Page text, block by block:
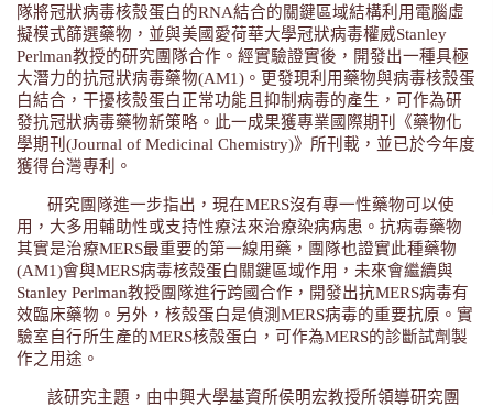
隊將冠狀病毒核殼蛋白的RNA結合的關鍵區域結構利用電腦虛
擬模式篩選藥物，並與美國愛荷華大學冠狀病毒權威Stanley
Perlman教授的研究團隊合作。經實驗證實後，開發出一種具極
大潛力的抗冠狀病毒藥物(AM1)。更發現利用藥物與病毒核殼蛋
白結合，干擾核殼蛋白正常功能且抑制病毒的產生，可作為研
發抗冠狀病毒藥物新策略。此一成果獲專業國際期刊《藥物化
學期刊(Journal of Medicinal Chemistry)》所刊載，並已於今年度
獲得台灣專利。
研究團隊進一步指出，現在MERS沒有專一性藥物可以使
用，大多用輔助性或支持性療法來治療染病病患。抗病毒藥物
其實是治療MERS最重要的第一線用藥，團隊也證實此種藥物
(AM1)會與MERS病毒核殼蛋白關鍵區域作用，未來會繼續與
Stanley Perlman教授團隊進行跨國合作，開發出抗MERS病毒有
效臨床藥物。另外，核殼蛋白是偵測MERS病毒的重要抗原。實
驗室自行所生產的MERS核殼蛋白，可作為MERS的診斷試劑製
作之用途。
該研究主題，由中興大學基資所侯明宏教授所領導研究團